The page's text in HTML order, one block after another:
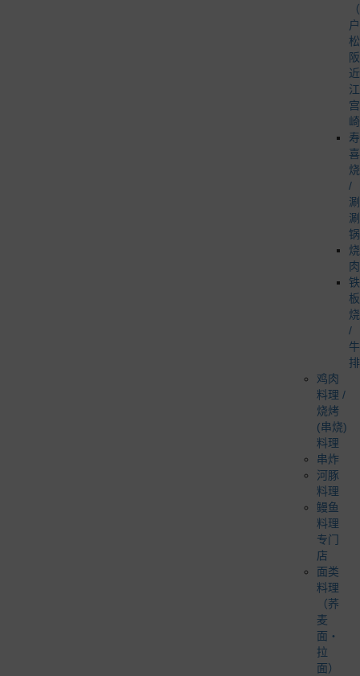
松
近
宫
寿
喜
烧
/
涮
涮
锅
烧
肉
铁
板
烧
/
牛
排
鸡肉
料理 /
烧烤
(串烧)
料理
串炸
河豚
料理
鳗鱼
料理
专门
店
面类
料理
（荞
麦
面・
拉
面）